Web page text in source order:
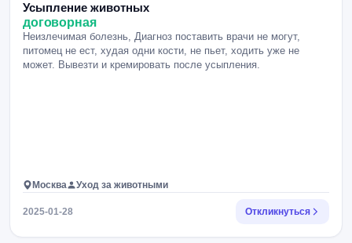
Усыпление животных
договорная
Неизлечимая болезнь, Диагноз поставить врачи не могут,
питомец не ест, худая одни кости, не пьет, ходить уже не
может. Вывезти и кремировать после усыпления.
Москва Уход за животными
2025-01-28 Откликнуться